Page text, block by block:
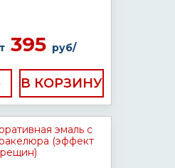
395 руб/